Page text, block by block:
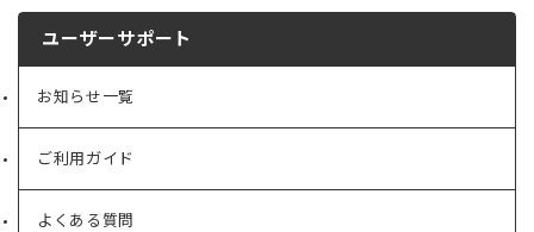
ユーザーサポート
お知らせ一覧
ご利用ガイド
よくある質問